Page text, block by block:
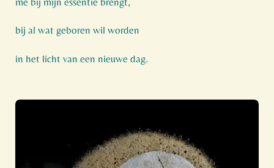
bij al wat geboren wil worden
in het licht van een nieuwe dag.